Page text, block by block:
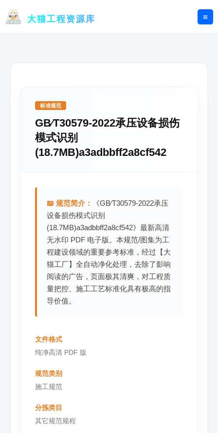
大猫工程资源库
标准规范
GB∕T30579-2022承压设备损伤
模式识别
(18.7MB)a3adbbff2a8cf542
📖 规范简介：
《GB∕T30579-2022承压
设备损伤模式识别
(18.7MB)a3adbbff2a8cf542》最新高清
无水印 PDF 电子版。本规范/图集为工
程建设领域的重要参考标准，经过【大
猫工厂】全自动净化处理，去除了影响
阅读的广告，页面极其清爽，对工程质
量把控、施工工艺标准化具有极高的指
导价值。
文件格式
纯净高清 PDF 版
规范类别
施工规范
分拣类目
其它规范规程